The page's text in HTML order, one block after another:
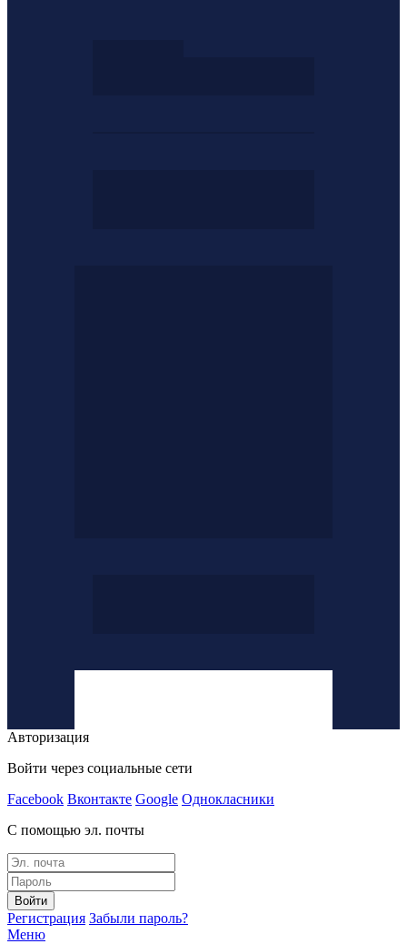
Авторизация
Войти через социальные сети
Facebook Вконтакте Google Однокласники
С помощью эл. почты
Войти
Регистрация Забыли пароль?
Меню